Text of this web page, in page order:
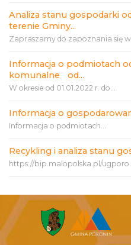
Analiza stanu gospodarki
terenie Gminy...
Zapraszamy do zapoznania się
Informacja o podmiotach
komunalne od...
W okresie od 01.01.2022 r. do...
Informacja o
Informacja o podmiotach...
Recykling i analiza stanu
https://bip.malopolska.pl/